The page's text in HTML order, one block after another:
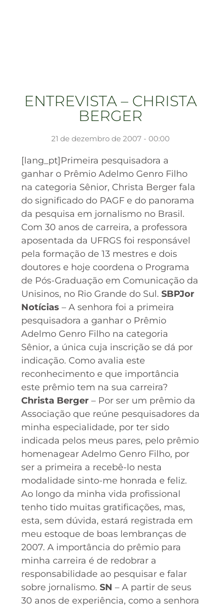
ENTREVISTA – CHRISTA
BERGER
21 de dezembro de 2007 - 00:00
[lang_pt]Primeira pesquisadora a
ganhar o Prêmio Adelmo Genro Filho
na categoria Sênior, Christa Berger fala
do significado do PAGF e do panorama
da pesquisa em jornalismo no Brasil.
Com 30 anos de carreira, a professora
aposentada da UFRGS foi responsável
pela formação de 13 mestres e dois
doutores e hoje coordena o Programa
de Pós-Graduação em Comunicação da
Unisinos, no Rio Grande do Sul. SBPJor
Notícias – A senhora foi a primeira
pesquisadora a ganhar o Prêmio
Adelmo Genro Filho na categoria
Sênior, a única cuja inscrição se dá por
indicação. Como avalia este
reconhecimento e que importância
este prêmio tem na sua carreira?
Christa Berger – Por ser um prêmio da
Associação que reúne pesquisadores da
minha especialidade, por ter sido
indicada pelos meus pares, pelo prêmio
homenagear Adelmo Genro Filho, por
ser a primeira a recebê-lo nesta
modalidade sinto-me honrada e feliz.
Ao longo da minha vida profissional
tenho tido muitas gratificações, mas,
esta, sem dúvida, estará registrada em
meu estoque de boas lembranças de
2007. A importância do prêmio para
minha carreira é de redobrar a
responsabilidade ao pesquisar e falar
sobre jornalismo. SN – A partir de seus
30 anos de experiência, como a senhora